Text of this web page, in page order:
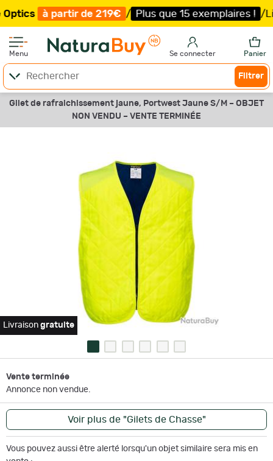
à partir de 219€ / Plus que 15 exemplaires ! /
Menu Se connecter Panier
Filtrer
Gilet de rafraichissement jaune, Portwest Jaune S/M – OBJET
NON VENDU – VENTE TERMINÉE
Livraison gratuite
Vente terminée
Annonce non vendue.
Voir plus de "Gilets de Chasse"
Vous pouvez aussi être alerté lorsqu'un objet similaire sera mis en